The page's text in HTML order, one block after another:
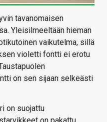
tavanomaisen
Yleisilmeeltään hieman
vaikutelma, sillä
violetti fontti ei erotu
on sen sijaan selkeästi
on suojattu